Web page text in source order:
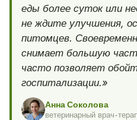
еды более суток или
не ждите улучшения,
питомцев.
снимает большую
часто позволяет
госпитализации.»
Анна Соколова
ветеринарный врач-